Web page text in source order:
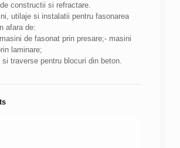
constructii si refractare.
utilaje si instalatii pentru fasonarea
afara de:
de fasonat prin presare;- masini
laminare;
si traverse pentru blocuri din beton.